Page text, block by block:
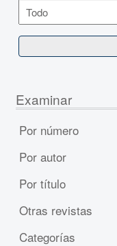
Examinar
Por número
Por autor
Por título
Otras revistas
Categorías